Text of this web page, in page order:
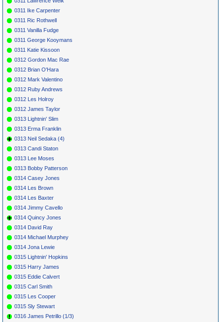
0311 Ike Carpenter
0311 Ric Rothwell
0311 Vanilla Fudge
0311 George Kooymans
0311 Katie Kissoon
0312 Gordon Mac Rae
0312 Brian O'Hara
0312 Mark Valentino
0312 Ruby Andrews
0312 Les Holroy
0312 James Taylor
0313 Lightnin' Slim
0313 Erma Franklin
0313 Neil Sedaka (4)
0313 Candi Staton
0313 Lee Moses
0313 Bobby Patterson
0314 Casey Jones
0314 Les Brown
0314 Les Baxter
0314 Jimmy Cavello
0314 Quincy Jones
0314 David Ray
0314 Michael Murphey
0314 Jona Lewie
0315 Lightnin' Hopkins
0315 Harry James
0315 Eddie Calvert
0315 Carl Smith
0315 Les Cooper
0315 Sly Stewart
0316 James Petrillo (1/3)